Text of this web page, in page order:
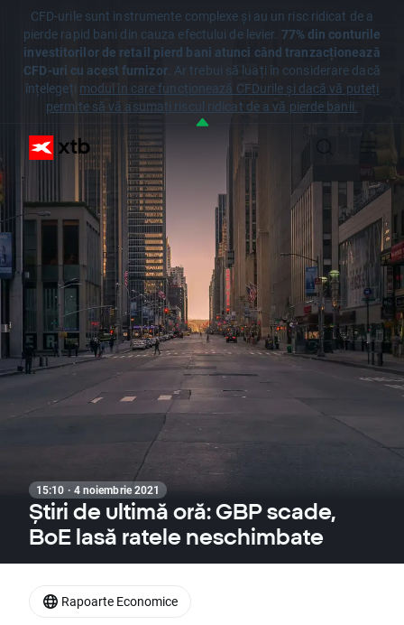
CFD-urile sunt instrumente complexe și au un risc ridicat de a
pierde rapid bani din cauza efectului de levier. 77% din conturile
investitorilor de retail pierd bani atunci când tranzacționează
CFD-uri cu acest furnizor. Ar trebui să luați în considerare dacă
înțelegeți modul în care funcționează CFDurile și dacă vă puteți
permite să vă asumați riscul ridicat de a vă pierde banii.
15:10 · 4 noiembrie 2021
Știri de ultimă oră: GBP scade,
BoE lasă ratele neschimbate
Rapoarte Economice